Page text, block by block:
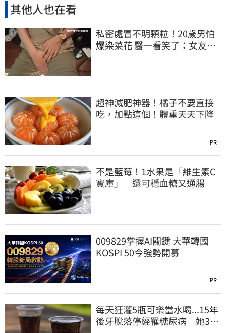
其他人也在看
私密處冒不明顆粒！20歲男怕
爆染菜花 醫一看笑了：女友常
超神減肥神器！橘子不要直接
吃，加點這個！體重天天下降
PR
不是藍莓！1水果是「維生素C
寶庫」 還可穩血糖又通腸
009829掌握AI關鍵 大華韓國
KOSPI 50今強勢開募
PR
每天狂灌5瓶可樂當水喝...15年
後牙脫落停經罹糖尿病 她35